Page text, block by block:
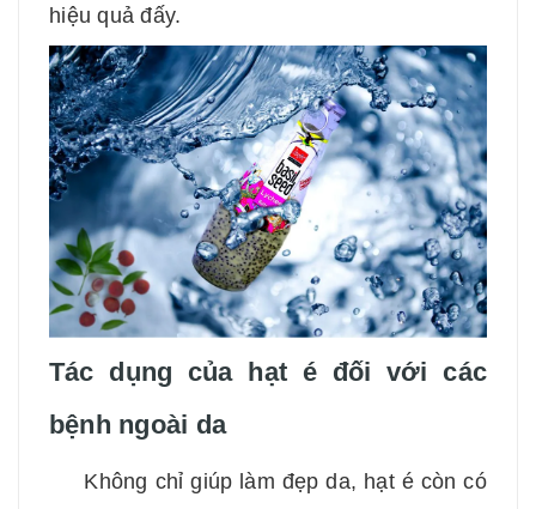
hiệu quả đấy.
Tác dụng của hạt é đối với các
bệnh ngoài da
Không chỉ giúp làm đẹp da, hạt é còn có